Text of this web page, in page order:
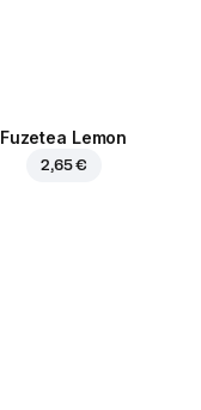
Fuzetea Lemon
2,65 €